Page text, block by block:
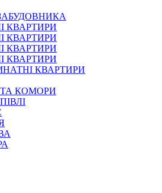
КВАРТИРИ
КВАРТИРИ
КВАРТИРИ
КВАРТИРИ
КВАРТИРИ
КОМОРИ